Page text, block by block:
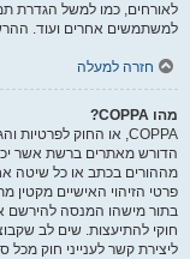
לאורחים, כמו למשל הגדרת
למשתמשים אחרים ועוד.
חזרה למעלה
מהו COPPA?
מההורים בכתב או כל שיטה
בתור מישהו המנסה להירשם
ליצירת קשר לענייני חוק מכל